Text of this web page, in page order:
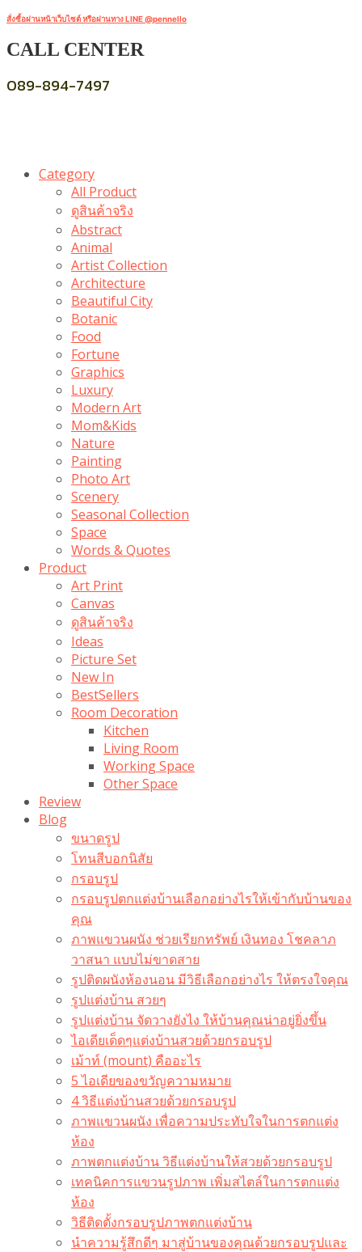
สั่งซื้อผ่านหน้าเว็บไซต์ หรือผ่านทาง LINE @pennello
CALL CENTER
089-894-7497
Category
All Product
ดูสินค้าจริง
Abstract
Animal
Artist Collection
Architecture
Beautiful City
Botanic
Food
Fortune
Graphics
Luxury
Modern Art
Mom&Kids
Nature
Painting
Photo Art
Scenery
Seasonal Collection
Space
Words & Quotes
Product
Art Print
Canvas
ดูสินค้าจริง
Ideas
Picture Set
New In
BestSellers
Room Decoration
Kitchen
Living Room
Working Space
Other Space
Review
Blog
ขนาดรูป
โทนสีบอกนิสัย
กรอบรูป
กรอบรูปตกแต่งบ้านเลือกอย่างไรให้เข้ากับบ้านของ
คุณ
ภาพแขวนผนัง ช่วยเรียกทรัพย์ เงินทอง โชคลาภ
วาสนา แบบไม่ขาดสาย
รูปติดผนังห้องนอน มีวิธีเลือกอย่างไร ให้ตรงใจคุณ
รูปแต่งบ้าน สวยๆ
รูปแต่งบ้าน จัดวางยังไง ให้บ้านคุณน่าอยู่ยิ่งขึ้น
ไอเดียเด็ดๆแต่งบ้านสวยด้วยกรอบรูป
เม้าท์ (mount) คืออะไร​
5 ไอเดียของขวัญความหมาย
4 วิธีแต่งบ้านสวยด้วยกรอบรูป
ภาพแขวนผนัง เพื่อความประทับใจในการตกแต่ง
ห้อง
ภาพตกแต่งบ้าน วิธีแต่งบ้านให้สวยด้วยกรอบรูป
เทคนิคการแขวนรูปภาพ เพิ่มสไตล์ในการตกแต่ง
ห้อง
วิธีติดตั้งกรอบรูปภาพตกแต่งบ้าน
นำความรู้สึกดีๆ มาสู่บ้านของคุณด้วยกรอบรูปและ